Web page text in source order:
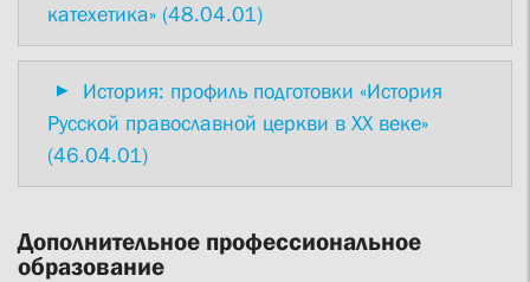
катехетика» (48.04.01)
История: профиль подготовки «История
Русской православной церкви в XX веке»
(46.04.01)
Дополнительное профессиональное
образование